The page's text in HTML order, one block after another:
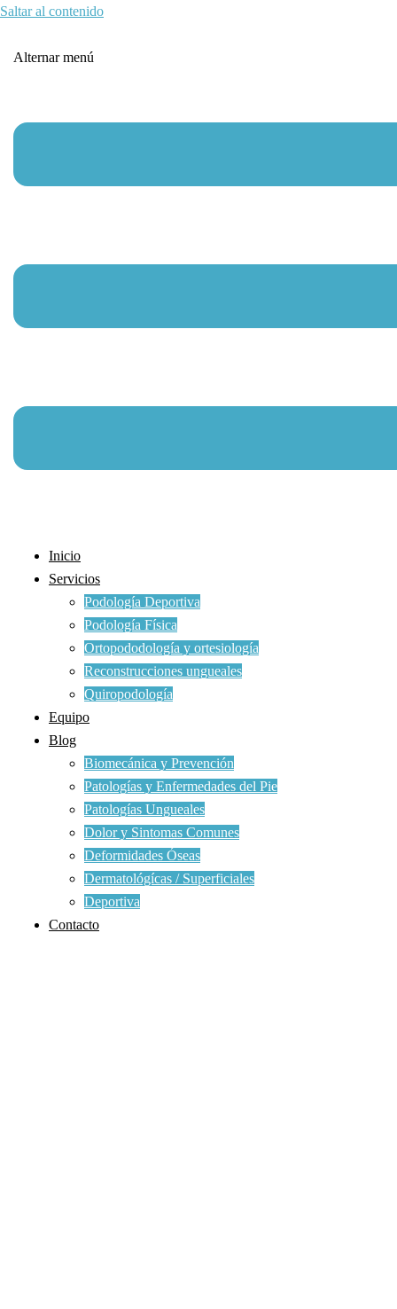
Saltar al contenido
Alternar menú
Inicio
Servicios
Podología Deportiva
Podología Física
Ortopododología y ortesiología
Reconstrucciones ungueales
Quiropodología
Equipo
Blog
Biomecánica y Prevención
Patologías y Enfermedades del Pie
Patologías Ungueales
Dolor y Sintomas Comunes
Deformidades Óseas
Dermatológícas / Superficiales
Deportiva
Contacto